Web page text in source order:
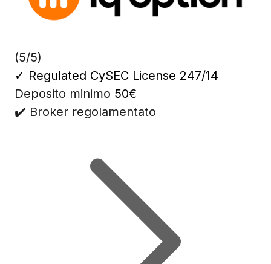
(5/5)
✓ Regulated CySEC License 247/14
Deposito minimo 50€
✔️ Broker regolamentato